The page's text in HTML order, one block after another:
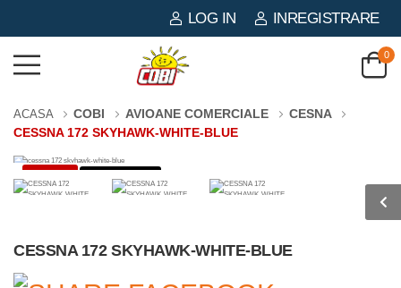
LOG IN INREGISTRARE
0
ACASA COBI AVIOANE COMERCIALE
CESNA
CESSNA 172 SKYHAWK-WHITE-BLUE
-59% 160 PIESE
CESSNA 172 SKYHAWK-WHITE-BLUE